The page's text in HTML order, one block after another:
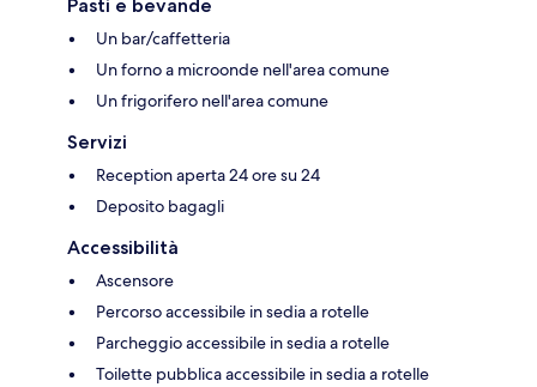
Pasti e bevande
Un bar/caffetteria
Un forno a microonde nell'area comune
Un frigorifero nell'area comune
Servizi
Reception aperta 24 ore su 24
Deposito bagagli
Accessibilità
Ascensore
Percorso accessibile in sedia a rotelle
Parcheggio accessibile in sedia a rotelle
Toilette pubblica accessibile in sedia a rotelle